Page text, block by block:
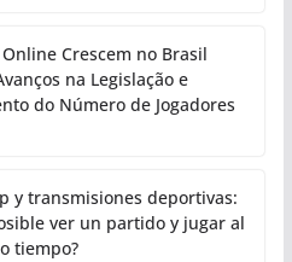
Online Crescem no Brasil
na Legislação e
do Número de Jogadores
y transmisiones deportivas:
ver un partido y jugar al
tiempo?